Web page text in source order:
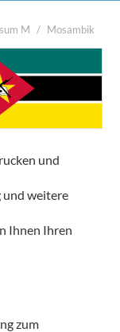
M Mosambik
und
und weitere
Ihnen Ihren
zum